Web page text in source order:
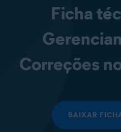
Ficha
Correções
BAIXAR